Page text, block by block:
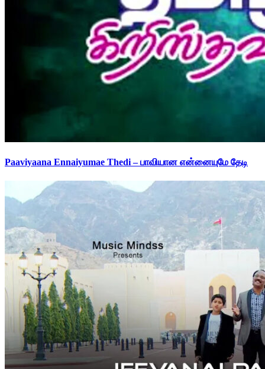
Paaviyaana Ennaiyumae Thedi – பாவியான என்னையுமே தேடி